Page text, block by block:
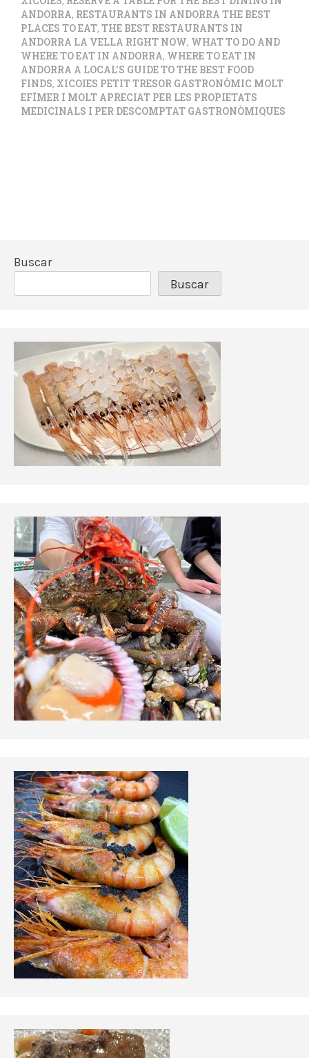
ANDORRA, RESTAURANTS IN ANDORRA THE BEST
PLACES TO EAT, THE BEST RESTAURANTS IN
ANDORRA LA VELLA RIGHT NOW, WHAT TO DO AND
WHERE TO EAT IN ANDORRA, WHERE TO EAT IN
ANDORRA A LOCAL'S GUIDE TO THE BEST FOOD
FINDS, XICOIES PETIT TRESOR GASTRONÒMIC MOLT
EFÍMER I MOLT APRECIAT PER LES PROPIETATS
MEDICINALS I PER DESCOMPTAT GASTRONÒMIQUES
Buscar
Buscar